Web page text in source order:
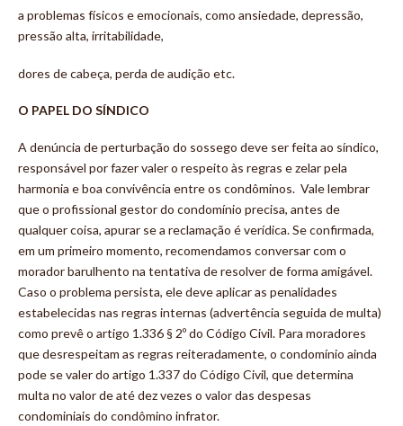
a problemas físicos e emocionais, como ansiedade, depressão,
pressão alta, irritabilidade,
dores de cabeça, perda de audição etc.
O PAPEL DO SÍNDICO
A denúncia de perturbação do sossego deve ser feita ao síndico,
responsável por fazer valer o respeito às regras e zelar pela
harmonia e boa convivência entre os condôminos. Vale lembrar
que o profissional gestor do condomínio precisa, antes de
qualquer coisa, apurar se a reclamação é verídica. Se confirmada,
em um primeiro momento, recomendamos conversar com o
morador barulhento na tentativa de resolver de forma amigável.
Caso o problema persista, ele deve aplicar as penalidades
estabelecidas nas regras internas (advertência seguida de multa)
como prevê o artigo 1.336 § 2º do Código Civil. Para moradores
que desrespeitam as regras reiteradamente, o condomínio ainda
pode se valer do artigo 1.337 do Código Civil, que determina
multa no valor de até dez vezes o valor das despesas
condominiais do condômino infrator.